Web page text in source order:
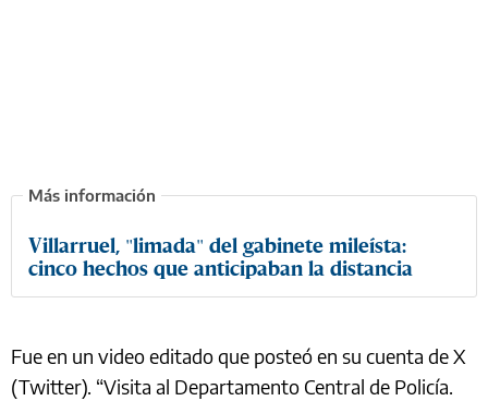
Villarruel, "limada" del gabinete mileísta:
cinco hechos que anticipaban la distancia
Fue en un video editado que posteó en su cuenta de X
(Twitter). “Visita al Departamento Central de Policía.